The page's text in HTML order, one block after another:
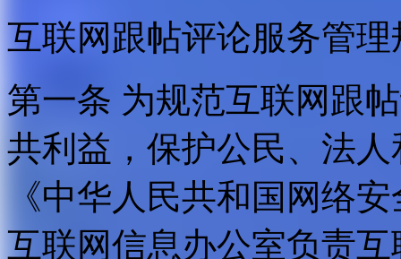
互联网跟帖评论服务管理
第一条 为规范互联网跟
共利益，保护公民、法
《中华人民共和国网络
互联网信息办公室负责